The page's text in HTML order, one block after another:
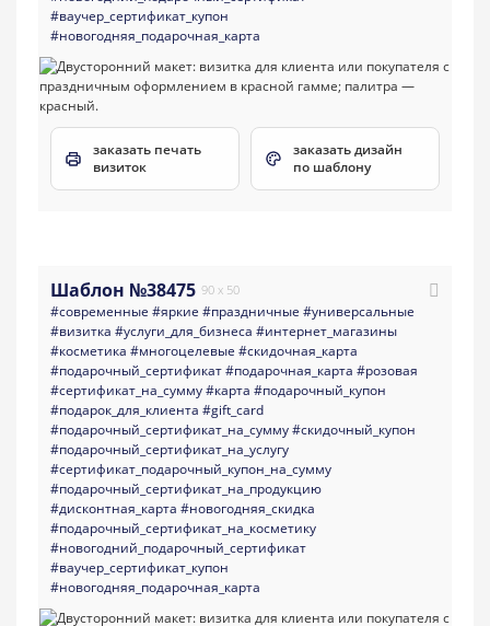
#ваучер_сертификат_купон
#новогодняя_подарочная_карта
заказать печать
визиток
заказать дизайн
по шаблону
Шаблон №38475 90 x 50
#современные #яркие #праздничные #универсальные
#визитка #услуги_для_бизнеса #интернет_магазины
#косметика #многоцелевые #скидочная_карта
#подарочный_сертификат#подарочная_карта #розовая
#сертификат_на_сумму#карта #подарочный_купон
#подарок_для_клиента #gift_card
#подарочный_сертификат_на_сумму#скидочный_купон
#подарочный_сертификат_на_услугу
#сертификат_подарочный_купон_на_сумму
#подарочный_сертификат_на_продукцию
#дисконтная_карта #новогодняя_скидка
#подарочный_сертификат_на_косметику
#новогодний_подарочный_сертификат
#ваучер_сертификат_купон
#новогодняя_подарочная_карта